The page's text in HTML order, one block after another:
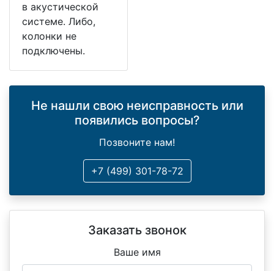
в акустической
системе. Либо,
колонки не
подключены.
Не нашли свою неисправность или
появились вопросы?
Позвоните нам!
+7 (499) 301-78-72
Заказать звонок
Ваше имя